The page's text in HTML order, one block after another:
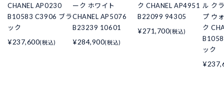
CHANEL AP0230
B10583 C3906 ブラ
ック
¥237,600(税込)
ーク ホワイト
CHANEL AP5076
B23239 10601
¥284,900(税込)
ク CHANEL AP4951
B22099 94305
¥271,700(税込)
ル ク
プ ウ
ク
ック